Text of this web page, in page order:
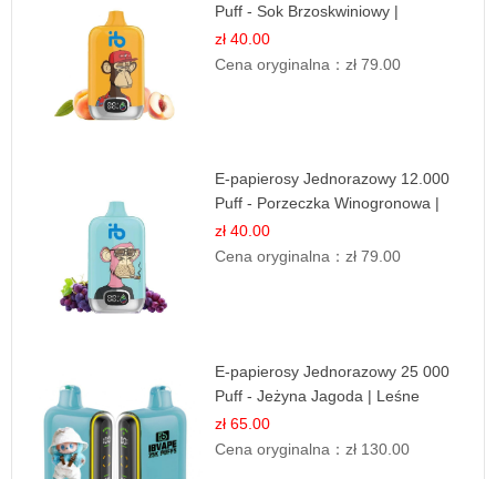
Puff - Sok Brzoskwiniowy |
Owocowa Świeżość
zł 40.00
Cena oryginalna：zł 79.00
E-papierosy Jednorazowy 12.000
Puff - Porzeczka Winogronowa |
Owocowa Moc
zł 40.00
Cena oryginalna：zł 79.00
E-papierosy Jednorazowy 25 000
Puff - Jeżyna Jagoda | Leśne
Owoce
zł 65.00
Cena oryginalna：zł 130.00